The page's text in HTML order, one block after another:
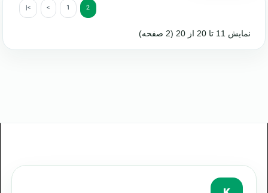
|< < 1 2
نمایش 11 تا 20 از 20 (2 صفحه)